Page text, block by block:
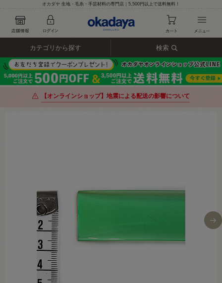
オカダヤ 生地・毛糸・手芸材料の専門店｜5,500円以上で送料無料！
カテゴリから探す 検索
【オンラインショップ】地震による配送の影響について